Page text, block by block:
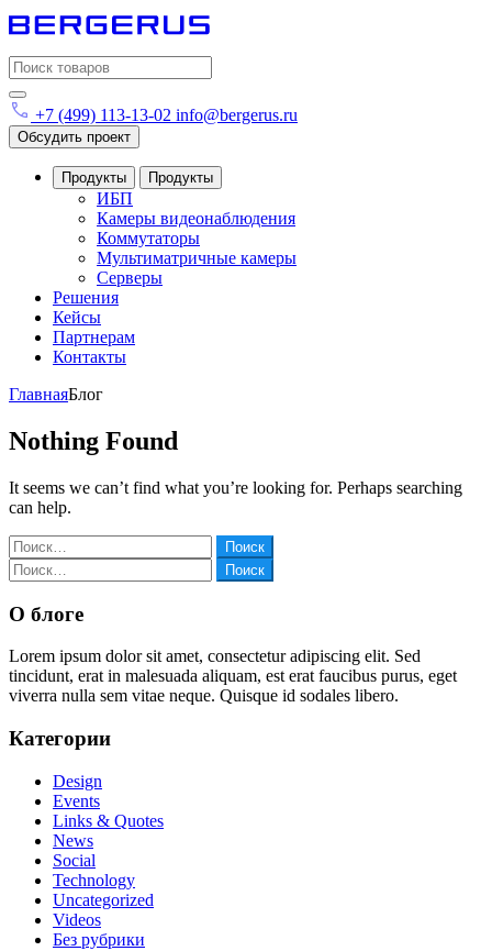
Search
for:
+7 (499) 113-13-02 info@bergerus.ru
Обсудить проект
Продукты Продукты
ИБП
Камеры видеонаблюдения
Коммутаторы
Мультиматричные камеры
Серверы
Решения
Кейсы
Партнерам
Контакты
ГлавнаяБлог
Nothing Found
It seems we can’t find what you’re looking for. Perhaps searching
can help.
Найти:
Найти:
О блоге
Lorem ipsum dolor sit amet, consectetur adipiscing elit. Sed
tincidunt, erat in malesuada aliquam, est erat faucibus purus, eget
viverra nulla sem vitae neque. Quisque id sodales libero.
Категории
Design
Events
Links & Quotes
News
Social
Technology
Uncategorized
Videos
Без рубрики